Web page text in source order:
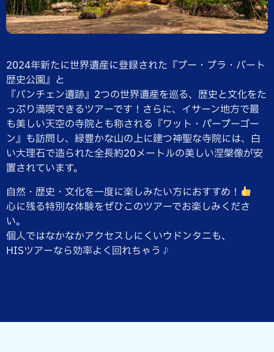
2024年新たに世界遺産に登録された『プー・プラ・バート
歴史公園』と
『バンチェン遺跡』2つの世界遺産を巡る、歴史と文化をた
っぷり満喫できるツアーです！さらに、イサーン地方で最
も美しい天空の寺院とも称される『ワット・パープーゴー
ン』も訪問し、緑豊かな山の上に建つ神聖な寺院には、白
い大理石で造られた全長約20メートルの美しい涅槃像が安
置されています。
​自然・歴史・文化を一度に楽しみたい方におすすめ！​
心に残る特別な体験をぜひこのツアーでお楽しみくださ
い。
個人ではなかなかアクセスしにくいウドンタニも、
HISツアーなら効率よく回れちゃう♪